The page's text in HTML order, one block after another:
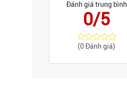
Đánh giá trung bình
0/5
(0 Đánh giá)